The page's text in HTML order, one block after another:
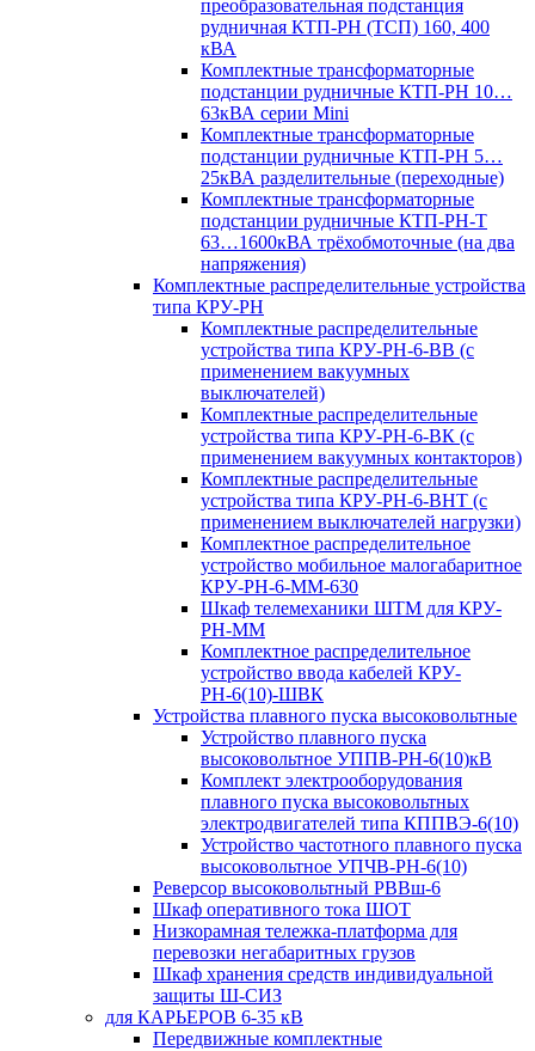
преобразовательная подстанция
рудничная КТП-РН (ТСП) 160, 400
кВА
Комплектные трансформаторные
подстанции рудничные КТП-РН 10…
63кВА серии Mini
Комплектные трансформаторные
подстанции рудничные КТП-РН 5…
25кВА разделительные (переходные)
Комплектные трансформаторные
подстанции рудничные КТП-РН-Т
63…1600кВА трёхобмоточные (на два
напряжения)
Комплектные распределительные устройства
типа КРУ-РН
Комплектные распределительные
устройства типа КРУ-РН-6-ВВ (с
применением вакуумных
выключателей)
Комплектные распределительные
устройства типа КРУ-РН-6-ВК (с
применением вакуумных контакторов)
Комплектные распределительные
устройства типа КРУ-РН-6-ВНТ (с
применением выключателей нагрузки)
Комплектное распределительное
устройство мобильное малогабаритное
КРУ-РН-6-ММ-630
Шкаф телемеханики ШТМ для КРУ-
РН-ММ
Комплектное распределительное
устройство ввода кабелей КРУ-
РН-6(10)-ШВК
Устройства плавного пуска высоковольтные
Устройство плавного пуска
высоковольтное УППВ-РН-6(10)кВ
Комплект электрооборудования
плавного пуска высоковольтных
электродвигателей типа КППВЭ-6(10)
Устройство частотного плавного пуска
высоковольтное УПЧВ-РН-6(10)
Реверсор высоковольтный РВВш-6
Шкаф оперативного тока ШОТ
Низкорамная тележка-платформа для
перевозки негабаритных грузов
Шкаф хранения средств индивидуальной
защиты Ш-СИЗ
для КАРЬЕРОВ 6-35 кВ
Передвижные комплектные